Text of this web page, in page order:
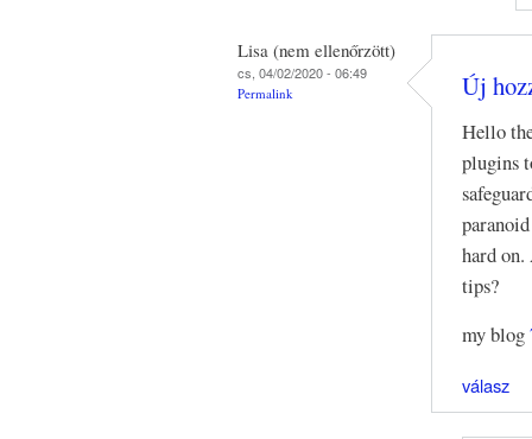
Lisa (nem ellenőrzött)
cs, 04/02/2020 - 06:49
Permalink Új
Hello
plugins
hard on.
tips?
my blog
válasz